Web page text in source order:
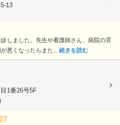
13
しました。先生や看護師さん、病院の雰
悪くなったらまた... 続きを読む
1番26号5F